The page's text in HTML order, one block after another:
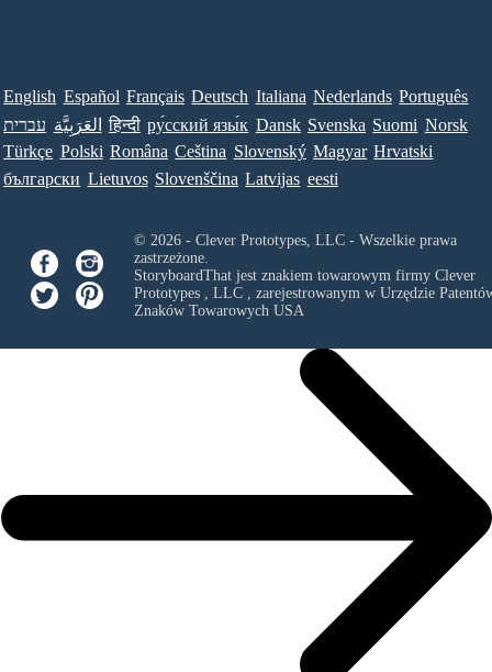
English Español Français Deutsch Italiana Nederlands Português
עברית العَرَبِيَّة हिन्दी ру́сский язы́к Dansk Svenska Suomi Norsk
Türkçe Polski Româna Ceština Slovenský Magyar Hrvatski
български Lietuvos Slovenščina Latvijas eesti
© 2026 - Clever Prototypes, LLC - Wszelkie prawa
zastrzeżone.
StoryboardThat jest znakiem towarowym firmy Clever
Prototypes , LLC, zarejestrowanym w Urzędzie
Znaków Towarowych USA